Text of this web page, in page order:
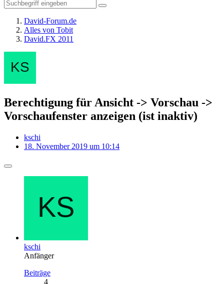
David-Forum.de
Alles von Tobit
David.FX 2011
Berechtigung für Ansicht -> Vorschau ->
Vorschaufenster anzeigen (ist inaktiv)
kschi
18. November 2019 um 10:14
kschi
Anfänger
Beiträge
4